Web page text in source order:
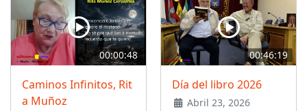
00:00:48
Caminos Infinitos, Rit
a Muñoz
00:46:19
Día del libro 2026
Abril 23, 2026